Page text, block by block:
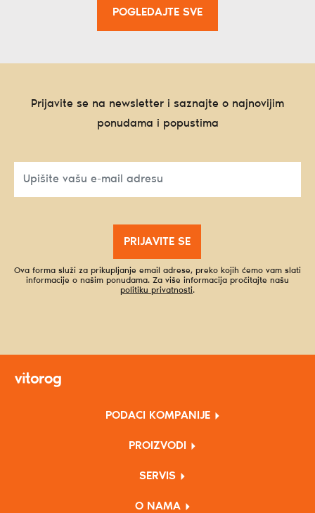
POGLEDAJTE SVE
Prijavite se na newsletter i saznajte o najnovijim
ponudama i popustima
PRIJAVITE SE
Ova forma služi za prikupljanje email adrese, preko kojih ćemo vam slati
informacije o našim ponudama. Za više informacija pročitajte našu
politiku privatnosti.
PODACI KOMPANIJE
PROIZVODI
SERVIS
O NAMA